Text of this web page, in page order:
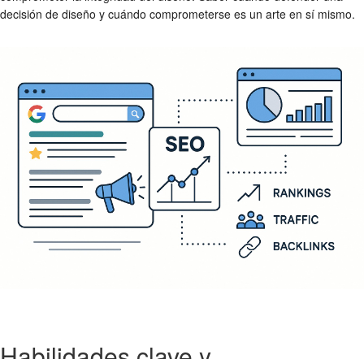
decisión de diseño y cuándo comprometerse es un arte en sí mismo.